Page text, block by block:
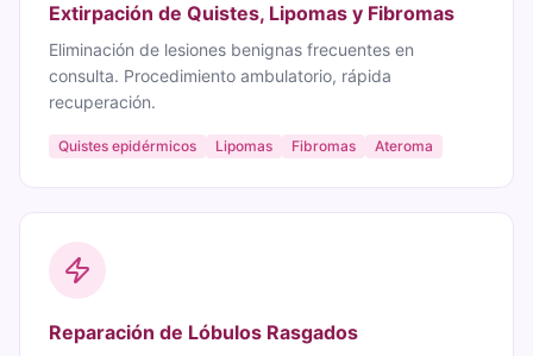
Extirpación de Quistes, Lipomas y Fibromas
Eliminación de lesiones benignas frecuentes en
consulta. Procedimiento ambulatorio, rápida
recuperación.
Quistes epidérmicos Lipomas Fibromas Ateroma
Reparación de Lóbulos Rasgados